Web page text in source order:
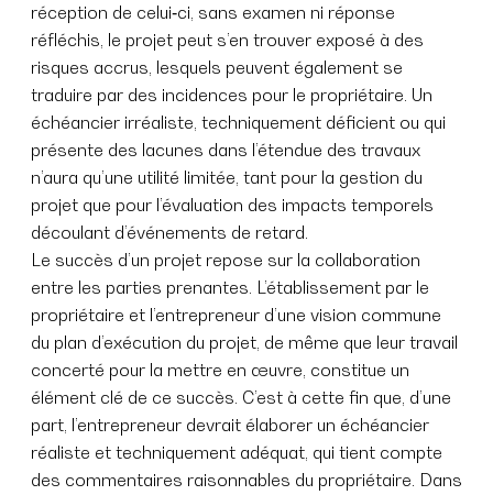
réception de celui‑ci, sans examen ni réponse
réfléchis, le projet peut s’en trouver exposé à des
risques accrus, lesquels peuvent également se
traduire par des incidences pour le propriétaire. Un
échéancier irréaliste, techniquement déficient ou qui
présente des lacunes dans l’étendue des travaux
n’aura qu’une utilité limitée, tant pour la gestion du
projet que pour l’évaluation des impacts temporels
découlant d’événements de retard.
Le succès d’un projet repose sur la collaboration
entre les parties prenantes. L’établissement par le
propriétaire et l’entrepreneur d’une vision commune
du plan d’exécution du projet, de même que leur travail
concerté pour la mettre en œuvre, constitue un
élément clé de ce succès. C’est à cette fin que, d’une
part, l’entrepreneur devrait élaborer un échéancier
réaliste et techniquement adéquat, qui tient compte
des commentaires raisonnables du propriétaire. Dans